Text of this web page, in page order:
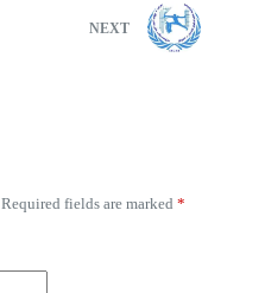
NEXT
Required fields are marked *